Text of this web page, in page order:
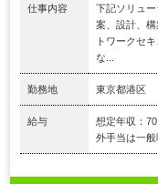
仕事内容
下記ソリュ
案、設計、
トワークセ
な...
勤務地 東京都港区
給与
想定年収：
外手当は一般